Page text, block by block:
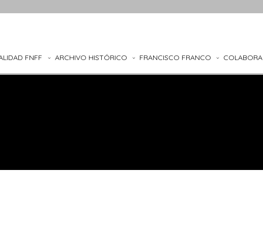
FNFF ARCHIVO HISTÓRICO FRANCISCO FRANCO COLABORA